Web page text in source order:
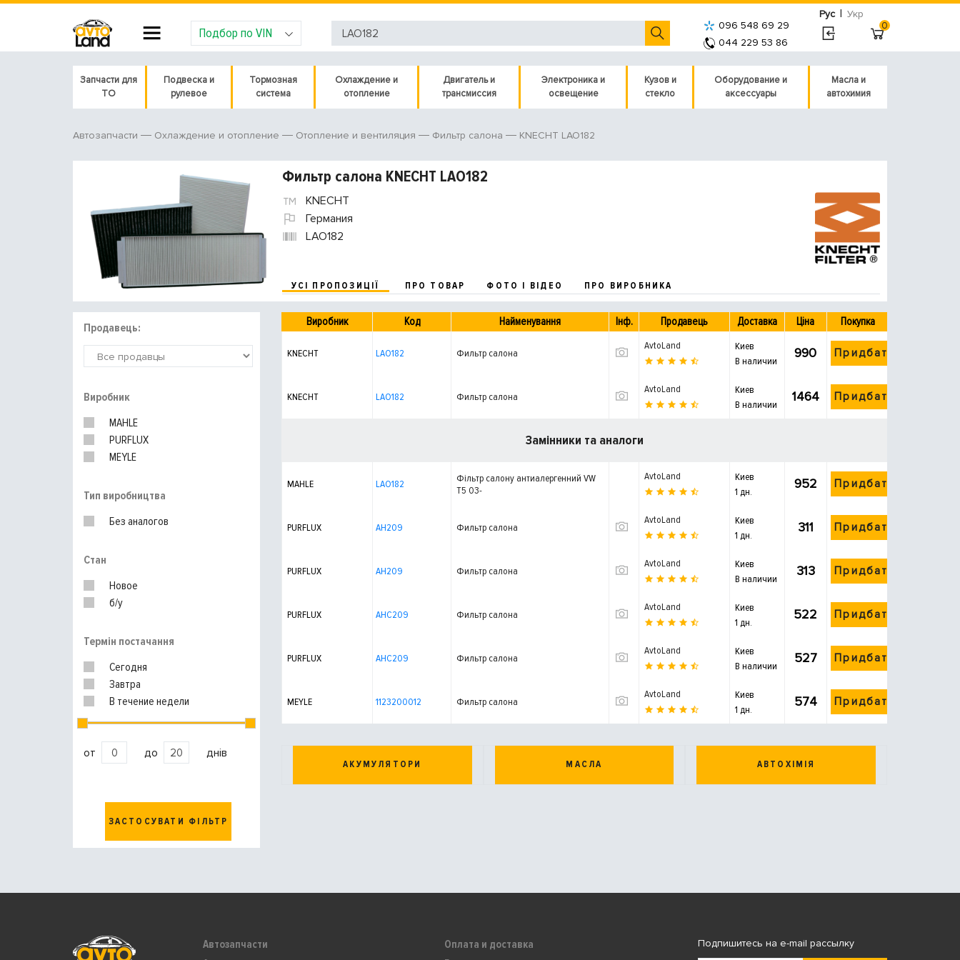
Рус | Укр
Подбор по VIN
096 548 69 29
044 229 53 86
0
Запчасти для
ТО
Подвеска и
рулевое
Тормозная
система
Охлаждение и
отопление
Двигатель и
трансмиссия
Электроника и
освещение
Кузов и
стекло
Оборудование и
аксессуары
Масла и
автохимия
Автозапчасти Охлаждение и отопление Отопление и вентиляция Фильтр салона KNECHT LAO182
Фильтр салона KNECHT LAO182
KNECHT
Германия
LAO182
УСІ ПРОПОЗИЦІЇ ПРО ТОВАР ФОТО І ВІДЕО ПРО ВИРОБНИКА
Продавець:
Виробник
MAHLE
PURFLUX
MEYLE
Тип виробництва
Без аналогов
Стан
Новое
б/у
Термін постачання
Сегодня
Завтра
В течение недели
от до днів
ЗАСТОСУВАТИ ФІЛЬТР
Виробник Код Найменування Інф. Продавець Доставка Ціна Покупка
KNECHT LAO182 Фильтр салона
AvtoLand
Киев
В наличии
990 Придбати
KNECHT LAO182 Фильтр салона
AvtoLand
Киев
В наличии
1464 Придбати
Замінники та аналоги
MAHLE LAO182
Фільтр салону антиалергенний VW
T5 03-
AvtoLand
Киев
1 дн.
952 Придбати
PURFLUX AH209 Фильтр салона
AvtoLand
Киев
1 дн.
311 Придбати
PURFLUX AH209 Фильтр салона
AvtoLand
Киев
В наличии
313 Придбати
PURFLUX AHC209 Фильтр салона
AvtoLand
Киев
1 дн.
522 Придбати
PURFLUX AHC209 Фильтр салона
AvtoLand
Киев
В наличии
527 Придбати
MEYLE 1123200012 Фильтр салона
AvtoLand
Киев
1 дн.
574 Придбати
АКУМУЛЯТОРИ МАСЛА АВТОХІМІЯ
Автозапчасти
Оплата и доставка
Подпишитесь на e-mail рассылку